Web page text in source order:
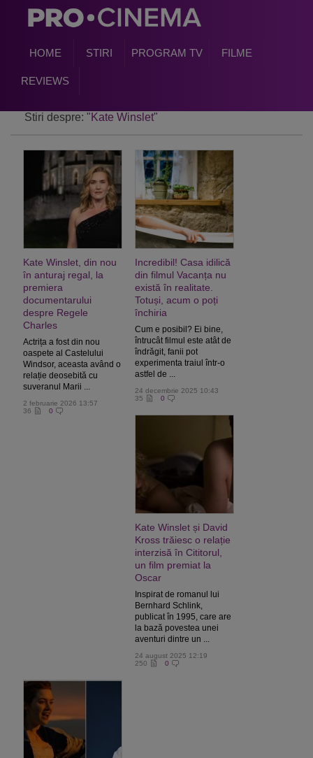
HOME STIRI PROGRAM TV FILME
REVIEWS
Stiri despre: "Kate Winslet"
Kate Winslet, din nou
în anturaj regal, la
premiera
documentarului
despre Regele
Charles
Actrița a fost din nou
oaspete al Castelului
Windsor, aceasta având o
relație deosebită cu
suveranul Marii ...
2 februarie 2026 13:57
36
0
Incredibil! Casa idilică
din filmul Vacanța nu
există în realitate.
Totuși, acum o poți
închiria
Cum e posibil? Ei bine,
întrucât filmul este atât de
îndrăgit, fanii pot
experimenta traiul într-o
astfel de ...
24 decembrie 2025 10:43
35
0
Kate Winslet și David
Kross trăiesc o relație
interzisă în Cititorul,
un film premiat la
Oscar
Inspirat de romanul lui
Bernhard Schlink,
publicat în 1995, care are
la bază povestea unei
aventuri dintre un ...
24 august 2025 12:19
250
0